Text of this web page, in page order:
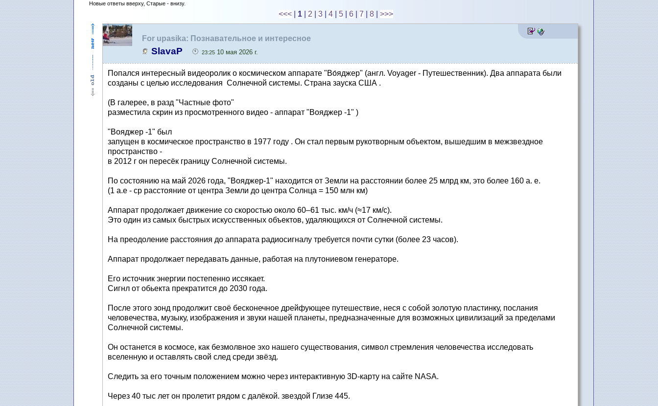
Новые ответы вверху, Старые - внизу.
<<< 1 2 3 4 5 6 7 8 >>>
For upasika: Познавательное и интересное
SlavaP 23:2510 мая 2026 г.
Попался интересный видеоролик о космическом аппарате "Во́яджер" (англ. Voyager - Путешественник). Два аппарата были
созданы с целью исследования Солнечной системы. Страна зауска США .
(В галерее, в разд "Частные фото"
разместила скрин из просмотренного видео - аппарат "Вояджер -1" )
"Вояджер -1" был
запущен в космическое пространство в 1977 году . Он стал первым рукотворным объектом, вышедшим в межзвездное
пространство -
в 2012 г он пересёк границу Солнечной системы.
По состоянию на май 2026 года, "Вояджер-1" находится от Земли на расстоянии более 25 млрд км, это более 160 а. е.
(1 а.е - ср расстояние от центра Земли до центра Солнца = 150 млн км)
Аппарат продолжает движение со скоростью около 60–61 тыс. км/ч (≈17 км/с).
Это один из самых быстрых искусственных объектов, удаляющихся от Солнечной системы.
На преодоление расстояния до аппарата радиосигналу требуется почти сутки (более 23 часов).
Аппарат продолжает передавать данные, работая на плутониевом генераторе.
Его источник энергии постепенно иссякает.
Сигнл от обьекта прекратится до 2030 года.
После этого зонд продолжит своё бесконечное дрейфующее путешествие, неся с собой золотую пластинку, послания
человечества, музыку, изображения и звуки нашей планеты, предназначенные для возможных цивилизаций за пределами
Солнечной системы.
Он останется в космосе, как безмолвное эхо нашего существования, символ стремления человечества исследовать
вселенную и оставлять свой след среди звёзд.
Следить за его точным положением можно через интерактивную 3D-карту на сайте NASA.
Через 40 тыс лет он пролетит рядом с далёкой. звездой Глизе 445.